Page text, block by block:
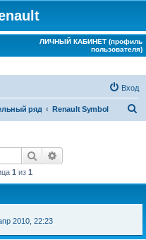
ЛИЧНЫЙ КАБИНЕТ (профиль
пользователя)
Вход
ряд Renault Symbol
Поиск
1 из 1
2010, 22:23